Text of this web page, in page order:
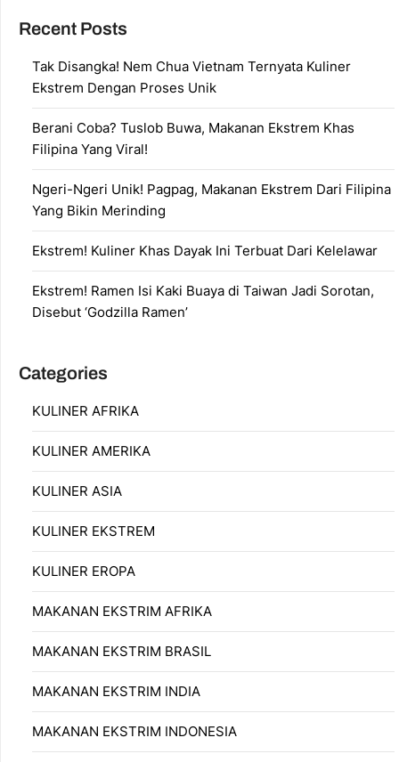
Recent Posts
Tak Disangka! Nem Chua Vietnam Ternyata Kuliner
Ekstrem Dengan Proses Unik
Berani Coba? Tuslob Buwa, Makanan Ekstrem Khas
Filipina Yang Viral!
Ngeri-Ngeri Unik! Pagpag, Makanan Ekstrem Dari Filipina
Yang Bikin Merinding
Ekstrem! Kuliner Khas Dayak Ini Terbuat Dari Kelelawar
Ekstrem! Ramen Isi Kaki Buaya di Taiwan Jadi Sorotan,
Disebut ‘Godzilla Ramen’
Categories
KULINER AFRIKA
KULINER AMERIKA
KULINER ASIA
KULINER EKSTREM
KULINER EROPA
MAKANAN EKSTRIM AFRIKA
MAKANAN EKSTRIM BRASIL
MAKANAN EKSTRIM INDIA
MAKANAN EKSTRIM INDONESIA